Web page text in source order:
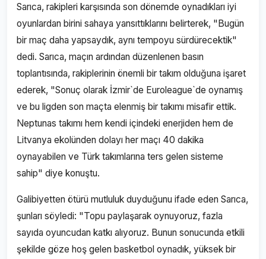
Sarıca, rakipleri karşısında son dönemde oynadıkları iyi
oyunlardan birini sahaya yansıttıklarını belirterek, "Bugün
bir maç daha yapsaydık, aynı tempoyu sürdürecektik"
dedi. Sarıca, maçın ardından düzenlenen basın
toplantısında, rakiplerinin önemli bir takım olduğuna işaret
ederek, "Sonuç olarak İzmir`de Euroleague`de oynamış
ve bu ligden son maçta elenmiş bir takımı misafir ettik.
Neptunas takımı hem kendi içindeki enerjiden hem de
Litvanya ekolünden dolayı her maçı 40 dakika
oynayabilen ve Türk takımlarına ters gelen sisteme
sahip" diye konuştu.
Galibiyetten ötürü mutluluk duyduğunu ifade eden Sarıca,
şunları söyledi: "Topu paylaşarak oynuyoruz, fazla
sayıda oyuncudan katkı alıyoruz. Bunun sonucunda etkili
şekilde göze hoş gelen basketbol oynadık, yüksek bir